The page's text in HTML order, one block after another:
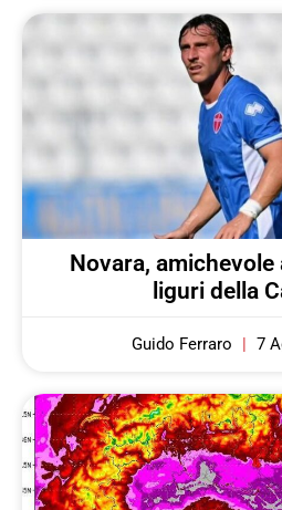
Novara, amichevole
liguri della
Guido Ferraro 7